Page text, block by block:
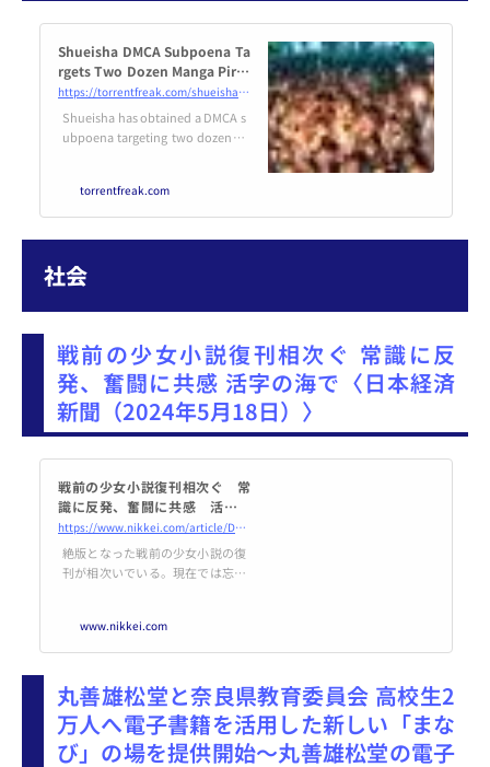
Shueisha DMCA Subpoena Ta
rgets Two Dozen Manga Pirac
y Sites * TorrentFreak
https://torrentfreak.com/shueisha-dmca-subpoena-targets-two-dozen-manga-piracy-sites-240517/
Shueisha has obtained a DMCA s
ubpoena targeting two dozen m
iod.torrentfreak.com
社会
戦前の少女小説復刊相次ぐ 常識に反
発、奮闘に共感 活字の海で〈日本経済
新聞（2024年5月18日）〉
戦前の少女小説復刊相次ぐ 常
識に反発、奮闘に共感 活字の
海で - 日本経済新聞
https://www.nikkei.com/article/DGXZQOUD257WG0V20C24A4000000/
絶版となった戦前の少女小説の復
刊が相次いでいる。現在では忘れ
うという動きが強まっている。
「誰からも離れて、たった一本、
うな女になろう」――。森田たま
の『石狩少女（おとめ）』（ちく
ま文庫）は明治時代の北海道に暮
らす多感な文学少女、悠紀子が主
www.nikkei.com
丸善雄松堂と奈良県教育委員会 高校生2
万人へ電子書籍を活用した新しい「まな
び」の場を提供開始～丸善雄松堂の電子